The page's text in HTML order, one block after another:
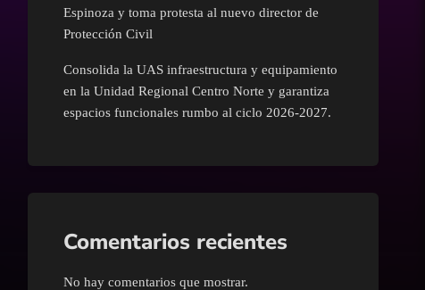
Espinoza y toma protesta al nuevo director de
Protección Civil
Consolida la UAS infraestructura y equipamiento
en la Unidad Regional Centro Norte y garantiza
espacios funcionales rumbo al ciclo 2026-2027.
Comentarios recientes
No hay comentarios que mostrar.